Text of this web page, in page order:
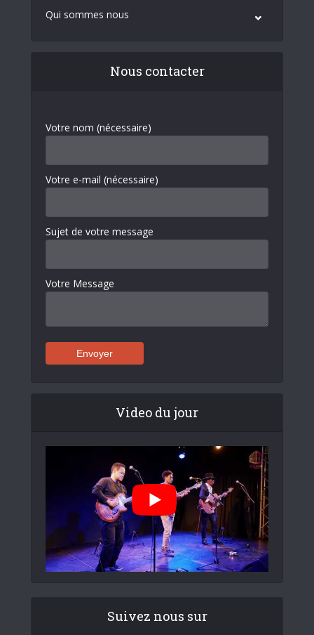
Qui sommes nous
Nous contacter
Votre nom (nécessaire)
Votre e-mail (nécessaire)
Sujet de votre message
Votre Message
Video du jour
Suivez nous sur